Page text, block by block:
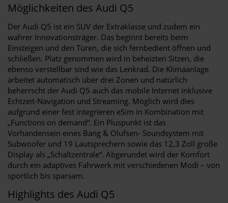
Möglichkeiten des Audi Q5
Der Audi Q5 ist ein SUV der Extraklasse und zudem ein
wahrer Innovationsträger. Das beginnt bereits beim
Einsteigen und den Türen, die sich fernbedient öffnen und
schließen. Platz genommen wird in beheizten Sitzen, die
ebenso verstellbar sind wie das Lenkrad. Die Klimaanlage
arbeitet automatisch über drei Zonen und natürlich
beherrscht der Audi Q5 auch das mobile Internet inklusive
Echtzeit-Navigation und Streaming. Möglich wird dies
aufgrund einer fest integrieren eSim in Kombination mit
„Functions on demand“. Ein Pluspunkt ist das
Vorhandensein eines Bang & Olufsen- Soundsystem mit
Subwoofer und 19 Lautsprechern sowie das 12,3 Zoll große
Display als „Schaltzentrale“. Abgerundet wird der Komfort
durch ein adaptives Fahrwerk mit verschiedenen Modi – von
sportlich bis sparsam.
Highlights des Audi Q5